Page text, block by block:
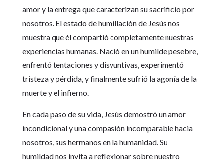
amor y la entrega que caracterizan su sacrificio por
nosotros. El estado de humillación de Jesús nos
muestra que él compartió completamente nuestras
experiencias humanas. Nació en un humilde pesebre,
enfrentó tentaciones y disyuntivas, experimentó
tristeza y pérdida, y finalmente sufrió la agonía de la
muerte y el infierno.
En cada paso de su vida, Jesús demostró un amor
incondicional y una compasión incomparable hacia
nosotros, sus hermanos en la humanidad. Su
humildad nos invita a reflexionar sobre nuestro